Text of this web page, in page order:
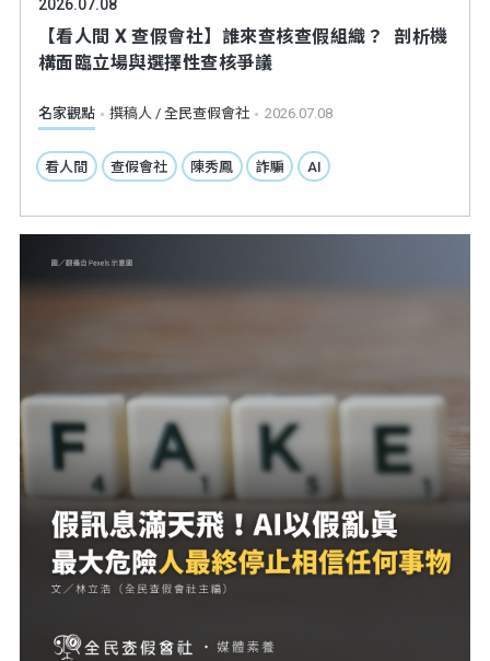
2026.07.08
【看人間 X 查假會社】誰來查核查假組織？ 剖析機
構面臨立場與選擇性查核爭議
名家觀點 撰稿人 / 全民查假會社 2026.07.08
看人間 查假會社 陳秀鳳 詐騙 AI